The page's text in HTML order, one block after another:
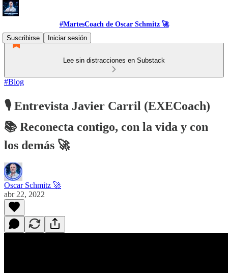
#MartesCoach de Oscar Schmitz 🚀
Suscribirse
Iniciar sesión
Lee sin distracciones en Substack
#Blog
🎙️ Entrevista Javier Carril (EXECoach)
📚 Reconecta contigo, con la vida y con
los demás 🚀
Oscar Schmitz 🚀
abr 22, 2022